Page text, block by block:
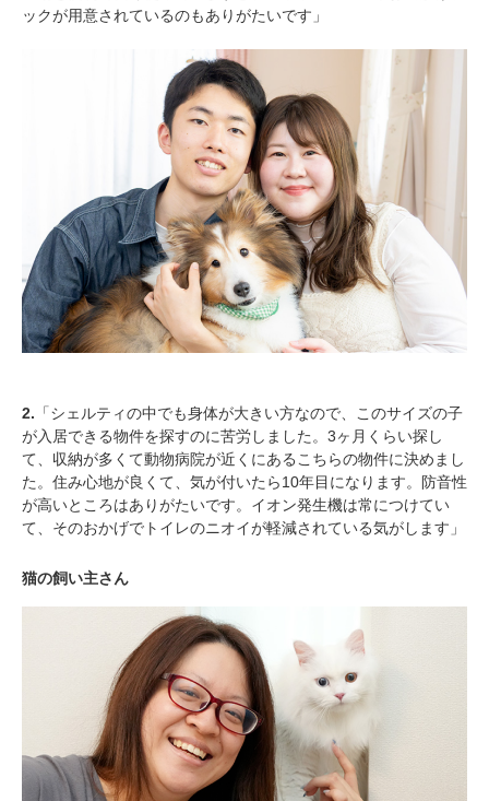
ックが用意されているのもありがたいです」
2. 「シェルティの中でも身体が大きい方なので、このサイズの子
が入居できる物件を探すのに苦労しました。3ヶ月くらい探し
て、収納が多くて動物病院が近くにあるこちらの物件に決めまし
た。住み心地が良くて、気が付いたら10年目になります。防音性
が高いところはありがたいです。イオン発生機は常につけてい
て、そのおかげでトイレのニオイが軽減されている気がします」
猫の飼い主さん
PECOアプリをダウンロード済みの方
アプリで開く